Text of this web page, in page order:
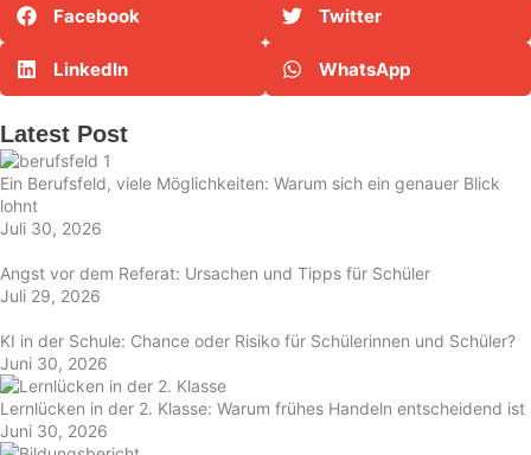
Facebook Twitter
LinkedIn WhatsApp
Latest Post
Ein Berufsfeld, viele Möglichkeiten: Warum sich ein genauer Blick
lohnt
Juli 30, 2026
Angst vor dem Referat: Ursachen und Tipps für Schüler
Juli 29, 2026
KI in der Schule: Chance oder Risiko für Schülerinnen und Schüler?
Juni 30, 2026
Lernlücken in der 2. Klasse: Warum frühes Handeln entscheidend ist
Juni 30, 2026